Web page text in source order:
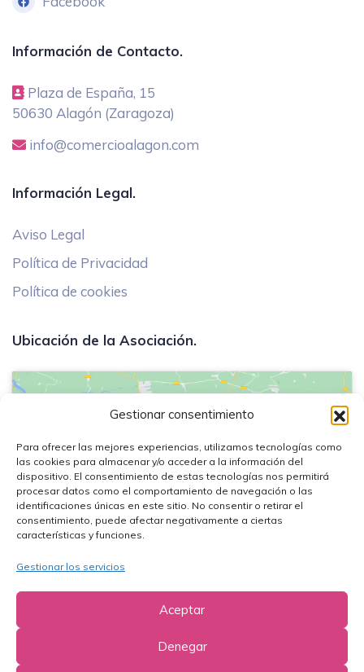
Gestionar consentimiento
Para ofrecer las mejores experiencias, utilizamos tecnologías como
las cookies para almacenar y/o acceder a la información del
dispositivo. El consentimiento de estas tecnologías nos permitirá
procesar datos como el comportamiento de navegación o las
identificaciones únicas en este sitio. No consentir o retirar el
consentimiento, puede afectar negativamente a ciertas
características y funciones.
Gestionar los servicios
Aceptar
Denegar
Información de Contacto.
Plaza de España, 15
50630 Alagón (Zaragoza)
info@comercioalagon.com
Información Legal.
Aviso Legal
Política de Privacidad
Política de cookies
Ubicación de la Asociación.
Haz clic en «Estoy de acuerdo» para
activar Google maps
Política de cookies
Estoy de acuerdo